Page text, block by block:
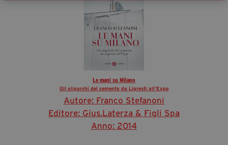
Le mani su Milano
Gli oligarchi del cemento da Ligresti all'Expo
Autore: Franco Stefanoni
Editore: Gius.Laterza & Figli Spa
Anno: 2014